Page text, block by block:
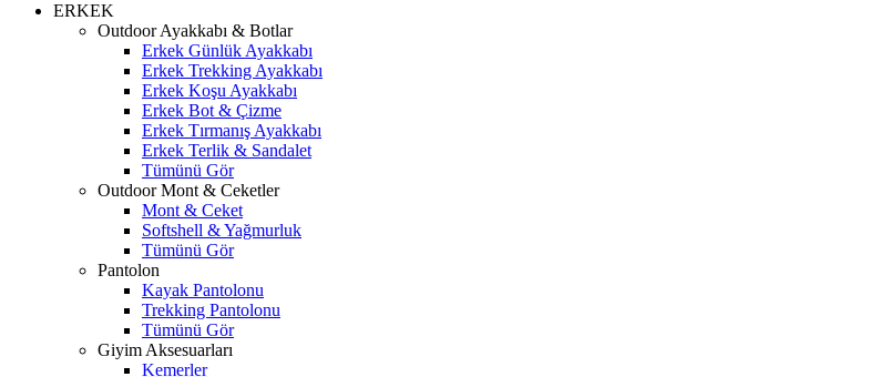
ERKEK
Outdoor Ayakkabı & Botlar
Erkek Günlük Ayakkabı
Erkek Trekking Ayakkabı
Erkek Koşu Ayakkabı
Erkek Bot & Çizme
Erkek Tırmanış Ayakkabı
Erkek Terlik & Sandalet
Tümünü Gör
Outdoor Mont & Ceketler
Mont & Ceket
Softshell & Yağmurluk
Tümünü Gör
Pantolon
Kayak Pantolonu
Trekking Pantolonu
Tümünü Gör
Giyim Aksesuarları
Kemerler